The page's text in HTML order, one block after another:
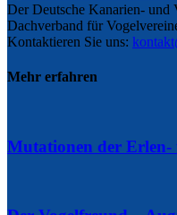
Der Deutsche Kanarien-
Dachverband für
Kontaktieren Sie uns:
Mehr erfahren
Mutationen der Erlen-